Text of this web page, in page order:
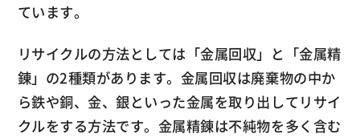
ています。
リサイクルの方法としては「金属回収」と「金属精
錬」の2種類があります。金属回収は廃棄物の中か
ら鉄や銅、金、銀といった金属を取り出してリサイ
クルをする方法です。金属精錬は不純物を多く含む